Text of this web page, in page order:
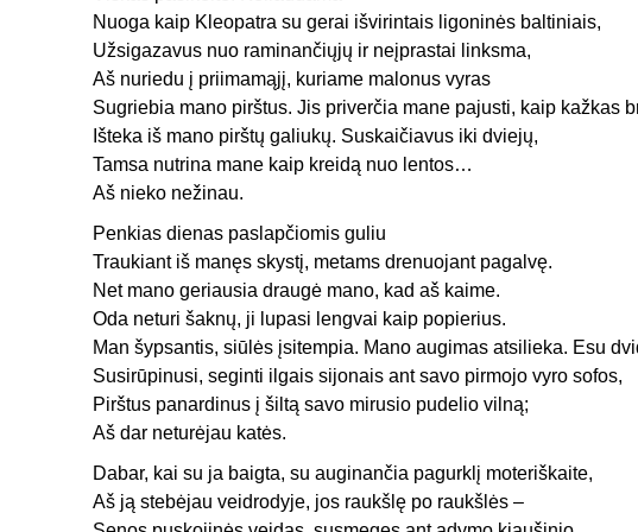
Nuoga kaip Kleopatra su gerai išvirintais ligoninės baltiniais,
Užsigazavus nuo raminančiųjų ir neįprastai linksma,
Aš nuriedu į priimamąjį, kuriame malonus vyras
Sugriebia mano pirštus. Jis priverčia mane pajusti, kaip kažkas
Išteka iš mano pirštų galiukų. Suskaičiavus iki dviejų,
Tamsa nutrina mane kaip kreidą nuo lentos…
Aš nieko nežinau.
Penkias dienas paslapčiomis guliu
Traukiant iš manęs skystį, metams drenuojant pagalvę.
Net mano geriausia draugė mano, kad aš kaime.
Oda neturi šaknų, ji lupasi lengvai kaip popierius.
Man šypsantis, siūlės įsitempia. Mano augimas atsilieka. Esu
Susirūpinusi, seginti ilgais sijonais ant savo pirmojo vyro sofos,
Pirštus panardinus į šiltą savo mirusio pudelio vilną;
Aš dar neturėjau katės.
Dabar, kai su ja baigta, su auginančia pagurklį moteriškaite,
Aš ją stebėjau veidrodyje, jos raukšlę po raukšlės –